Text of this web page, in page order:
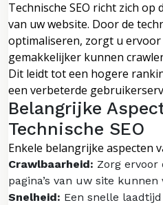
Technische SEO richt zich
van uw website. Door de
optimaliseren, zorgt u ervoor
gemakkelijker kunnen
Dit leidt tot een hogere
een verbeterde
Belangrijke
Technische SEO
Enkele belangrijke aspecten
Crawlbaarheid: Zorg ervoor
pagina’s van uw site
Snelheid: Een snelle